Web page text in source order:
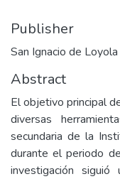
Publisher
San Ignacio de
Abstract
El objetivo principal
diversas
secundaria de la
durante el periodo
investigación